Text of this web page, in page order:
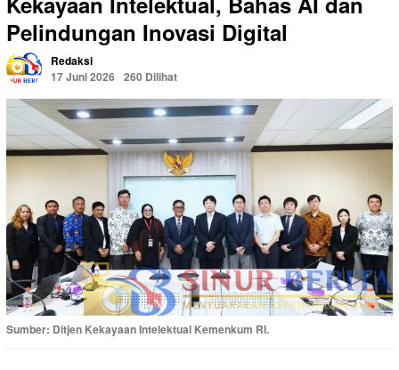
Pelindungan Inovasi Digital
Redaksi
17 Juni 2026
260 Dilihat
Sumber: Ditjen Kekayaan Intelektual Kemenkum RI.